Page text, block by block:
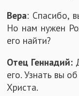
Вера: Спасибо,
Но нам нужен
его найти?
Отец Геннадий:
его. Узнать вы
Христа.